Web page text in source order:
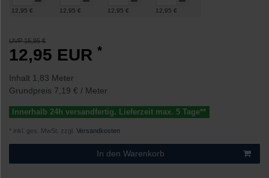
12,95 € 12,95 € 12,95 € 12,95 €
UVP 15,95 €
12,95 EUR *
Inhalt 1,83 Meter
Grundpreis 7,19 € / Meter
Innerhalb 24h versandfertig. Lieferzeit max. 5 Tage**
* inkl. ges. MwSt. zzgl. Versandkosten
In den Warenkorb